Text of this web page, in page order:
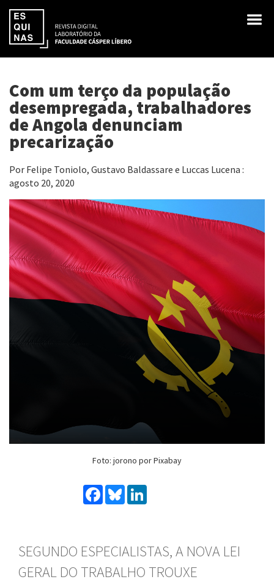
Com um terço da população
desempregada, trabalhadores
de Angola denunciam
precarização
Por Felipe Toniolo, Gustavo Baldassare e Luccas Lucena :
agosto 20, 2020
Foto: jorono por Pixabay
Facebook
Bluesky
SEGUNDO ESPECIALISTAS, A NOVA LEI
GERAL DO TRABALHO TROUXE